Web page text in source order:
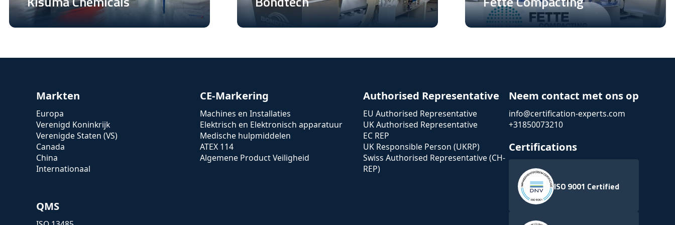
Markten
Europa
Verenigd Koninkrijk
Verenigde Staten (VS)
Canada
China
Internationaal
CE-Markering
Machines en Installaties
Elektrisch en Elektronisch apparatuur
Medische hulpmiddelen
ATEX 114
Algemene Product Veiligheid
Authorised Representative
EU Authorised Representative
UK Authorised Representative
EC REP
UK Responsible Person (UKRP)
Swiss Authorised Representative (CH-
REP)
QMS
Neem contact met ons op
info@certification-experts.com
+31850073210
Certifications
ISO 9001 Certified